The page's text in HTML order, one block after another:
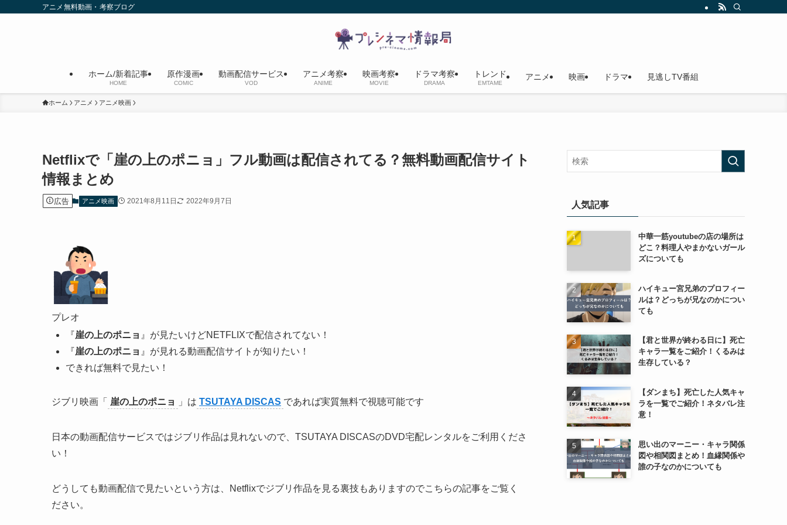
アニメ無料動画・考察ブログ
ホーム/新着記事
HOME
原作漫画
COMIC
動画配信サービス
VOD
アニメ考察
ANIME
映画考察
MOVIE
ドラマ考察
DRAMA
トレンド
EMTAME
アニメ 映画 ドラマ 見逃しTV番組
ホーム アニメ アニメ映画
Netflixで「崖の上のポニョ」フル動画は配信されてる？無料動画配信サイト
情報まとめ
広告 アニメ映画 2021年8月11日 2022年9月7日
プレオ
『崖の上のポニョ 』が見たいけどNETFLIXで配信されてない！
『崖の上のポニョ 』が見れる動画配信サイトが知りたい！
できれば無料で見たい！
ジブリ映画「 崖の上のポニョ 」は TSUTAYA DISCAS であれば実質無料で視聴可能です
日本の動画配信サービスではジブリ作品は見れないので、TSUTAYA DISCASのDVD宅配レンタルをご利用くださ
い！
どうしても動画配信で見たいという方は、Netflixでジブリ作品を見る裏技もありますのでこちらの記事をご覧く
ださい。
人気記事
中華一筋youtubeの店の場所は
どこ？料理人やまかないガール
ズについても
ハイキュー宮兄弟のプロフィー
ルは？どっちが兄なのかについ
ても
【君と世界が終わる日に】死亡
キャラ一覧をご紹介！くるみは
生存している？
【ダンまち】死亡した人気キャ
ラを一覧でご紹介！ネタバレ注
意！
思い出のマーニー・キャラ関係
図や相関図まとめ！血縁関係や
誰の子なのかについても